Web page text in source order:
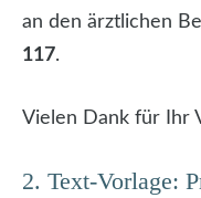
an den ärztlichen
117.
Vielen Dank für Ihr
2. Text-Vorlage: